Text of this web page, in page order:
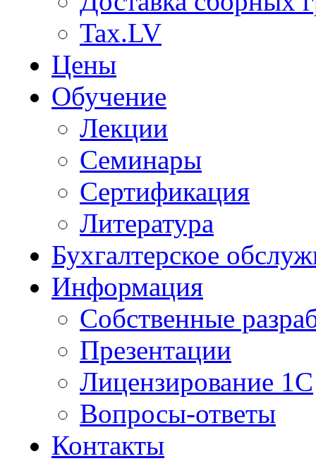
Tax.LV
Цены
Обучение
Лекции
Семинары
Сертификация
Литература
Бухгалтерское
Информация
Собственные
Презентации
Лицензирование 1С
Вопросы-ответы
Контакты